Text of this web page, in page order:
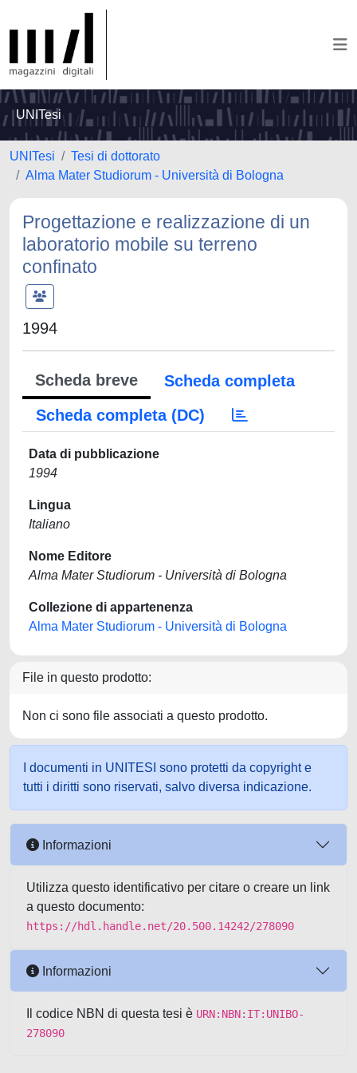
UNITesi
UNITesi
Tesi di dottorato
Alma Mater Studiorum - Università di Bologna
Progettazione e realizzazione di un
laboratorio mobile su terreno
confinato
1994
Scheda breve
Scheda completa
Scheda completa (DC)
Data di pubblicazione
1994
Lingua
Italiano
Nome Editore
Alma Mater Studiorum - Università di Bologna
Collezione di appartenenza
Alma Mater Studiorum - Università di Bologna
File in questo prodotto:
Non ci sono file associati a questo prodotto.
I documenti in UNITESI sono protetti da copyright e
tutti i diritti sono riservati, salvo diversa indicazione.
Informazioni
Utilizza questo identificativo per citare o creare un link
a questo documento:
https://hdl.handle.net/20.500.14242/278090
Informazioni
Il codice NBN di questa tesi è URN:NBN:IT:UNIBO-
278090